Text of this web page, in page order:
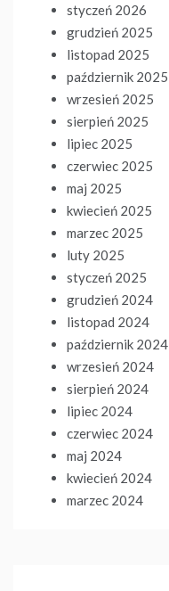
styczeń 2026
grudzień 2025
listopad 2025
październik 2025
wrzesień 2025
sierpień 2025
lipiec 2025
czerwiec 2025
maj 2025
kwiecień 2025
marzec 2025
luty 2025
styczeń 2025
grudzień 2024
listopad 2024
październik 2024
wrzesień 2024
sierpień 2024
lipiec 2024
czerwiec 2024
maj 2024
kwiecień 2024
marzec 2024